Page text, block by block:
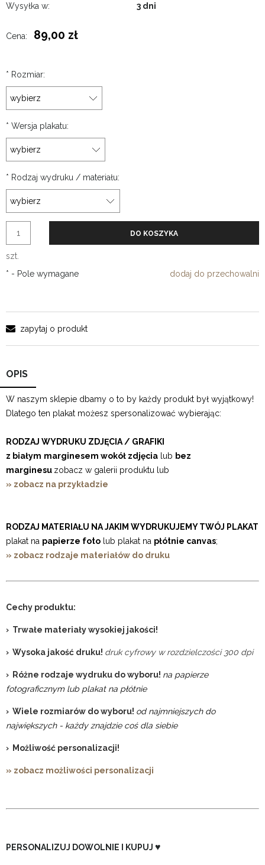
Wysyłka w:
3 dni
Cena: 89,00 zł
* Rozmiar:
* Wersja plakatu:
* Rodzaj wydruku / materiału:
szt.
DO KOSZYKA
dodaj do przechowalni
* - Pole wymagane
zapytaj o produkt
OPIS
W naszym sklepie dbamy o to by każdy produkt był wyjątkowy!
Dlatego ten plakat możesz spersonalizować wybierając:
RODZAJ WYDRUKU ZDJĘCIA / GRAFIKI
z białym marginesem wokół zdjęcia lub bez
marginesu zobacz w galerii produktu lub
» zobacz na przykładzie
RODZAJ MATERIAŁU NA JAKIM WYDRUKUJEMY TWÓJ PLAKAT
plakat na papierze foto lub plakat na płótnie canvas;
» zobacz rodzaje materiałów do druku
Cechy produktu:
› Trwałe materiały wysokiej jakości!
› Wysoka jakość druku! druk cyfrowy w rozdzielczości 300 dpi
› Różne rodzaje wydruku do wyboru! na papierze
fotograficznym lub plakat na płótnie
› Wiele rozmiarów do wyboru! od najmniejszych do
największych - każdy znajdzie coś dla siebie
› Możliwość personalizacji!
» zobacz możliwości personalizacji
PERSONALIZUJ DOWOLNIE I KUPUJ ♥